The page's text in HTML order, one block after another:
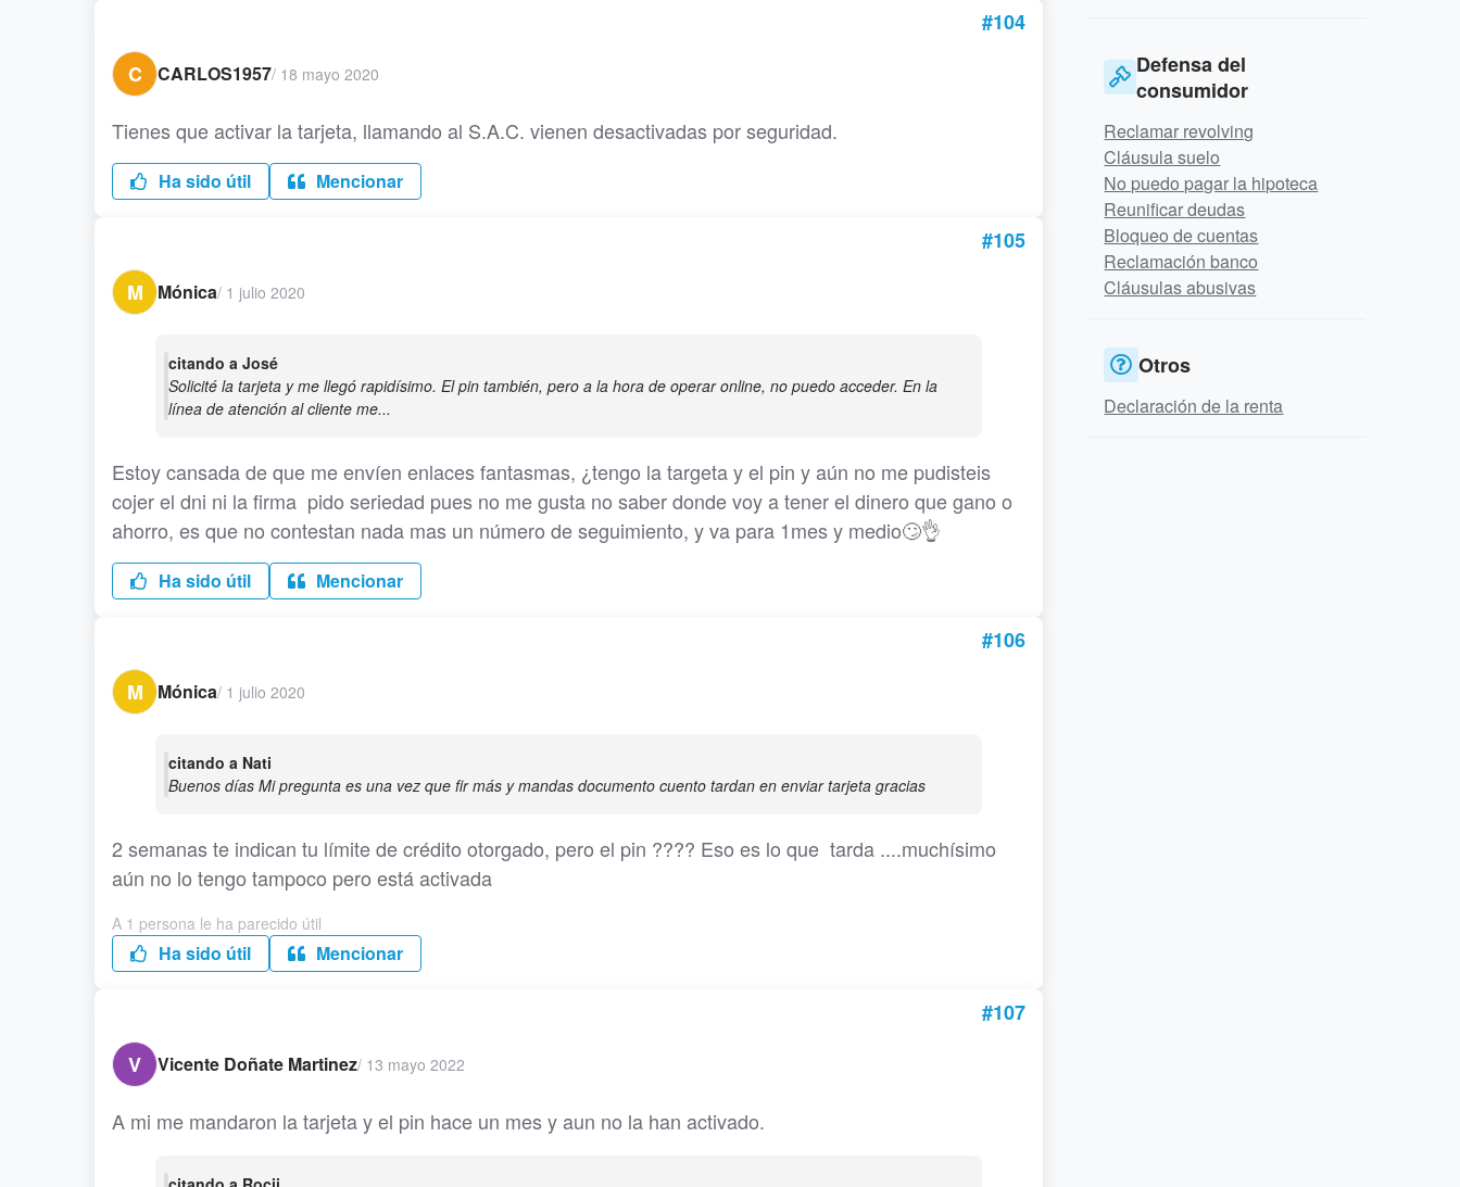
#104
C
CARLOS1957/ 18 mayo 2020
Tienes que activar la tarjeta, llamando al S.A.C. vienen desactivadas por seguridad.
Ha sido útil Mencionar
#105
M
Mónica/ 1 julio 2020
citando a José
Solicité la tarjeta y me llegó rapidísimo. El pin también, pero a la hora de operar online, no puedo acceder. En la
línea de atención al cliente me...
Estoy cansada de que me envíen enlaces fantasmas, ¿tengo la targeta y el pin y aún no me pudisteis
cojer el dni ni la firma pido seriedad pues no me gusta no saber donde voy a tener el dinero que gano o
ahorro, es que no contestan nada mas un número de seguimiento, y va para 1mes y medio🙄👌
Ha sido útil Mencionar
#106
M
Mónica/ 1 julio 2020
citando a Nati
Buenos días Mi pregunta es una vez que fir más y mandas documento cuento tardan en enviar tarjeta gracias
2 semanas te indican tu límite de crédito otorgado, pero el pin ???? Eso es lo que tarda ....muchísimo
aún no lo tengo tampoco pero está activada
A 1 persona le ha parecido útil
Ha sido útil Mencionar
#107
V
Vicente Doñate Martinez/ 13 mayo 2022
A mi me mandaron la tarjeta y el pin hace un mes y aun no la han activado.
Defensa del
consumidor
Reclamar revolving
Cláusula suelo
No puedo pagar la hipoteca
Reunificar deudas
Bloqueo de cuentas
Reclamación banco
Cláusulas abusivas
Otros
Declaración de la renta